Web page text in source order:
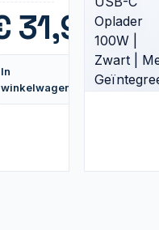
31,95
In
winkelwagen
Vergelijk